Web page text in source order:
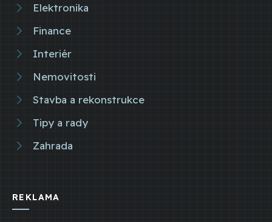
Elektronika
Finance
Interiér
Nemovitosti
Stavba a rekonstrukce
Tipy a rady
Zahrada
REKLAMA